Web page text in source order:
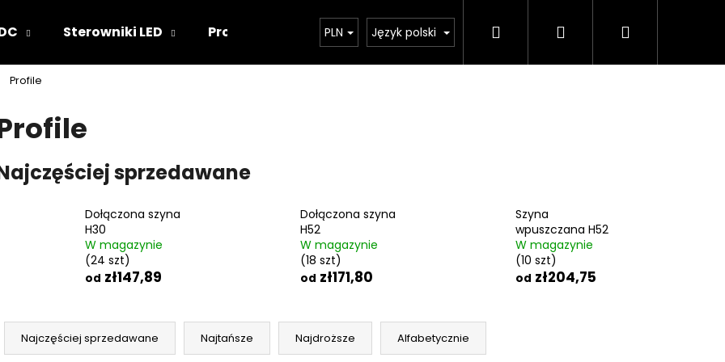
Sterowniki LED Projekty oświetlenia Kalkulator oświetlenia
PLN Język polski Szukaj Zaloguj Koszyk
Profile
sprzedawane
Dołączona szyna
H30
W magazynie
(24 szt)
od zł147,89
Dołączona szyna
H52
W magazynie
(18 szt)
od zł171,80
Szyna
wpuszczana H52
W magazynie
(10 szt)
od zł204,75
S
Najczęściej sprzedawane Najtańsze Najdroższe Alfabetycznie
Czego szukasz?
Polecamy